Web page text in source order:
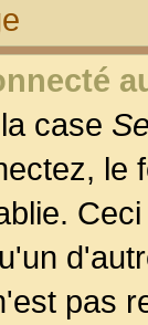
case
le
pas